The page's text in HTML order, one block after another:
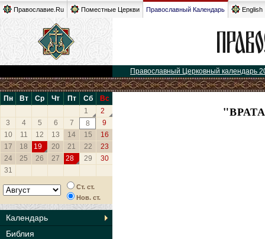
Православие.Ru Поместные Церкви Православный Календарь English
Православный Церковный календарь
Пн Вт Ср Чт Пт Сб
Вс
1
2
3
4 5 6 7 8
9
10
11 12 13 14 15
16
17
18 19 20 21 22
23
24
25 26 27 28 29
30
31
Ст. ст.
Нов. ст.
Календарь
Библия